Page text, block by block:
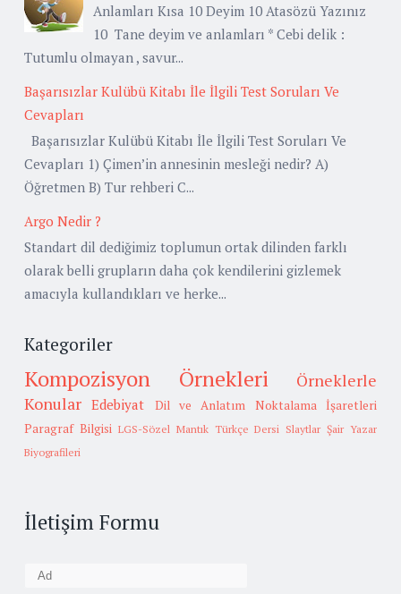
Anlamları Kısa 10 Deyim 10 Atasözü Yazınız
10 Tane deyim ve anlamları * Cebi delik :
Tutumlu olmayan , savur...
Başarısızlar Kulübü Kitabı İle İlgili Test Soruları Ve
Cevapları
Başarısızlar Kulübü Kitabı İle İlgili Test Soruları Ve
Cevapları 1) Çimen’in annesinin mesleği nedir? A)
Öğretmen B) Tur rehberi C...
Argo Nedir ?
Standart dil dediğimiz toplumun ortak dilinden farklı
olarak belli grupların daha çok kendilerini gizlemek
amacıyla kullandıkları ve herke...
Kategoriler
Kompozisyon Örnekleri
Örneklerle
Konular Edebiyat Dil ve Anlatım
Noktalama İşaretleri
Paragraf Bilgisi LGS-Sözel Mantık Türkçe Dersi Slaytlar Şair Yazar
Biyografileri
İletişim Formu